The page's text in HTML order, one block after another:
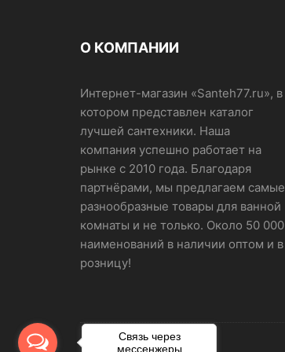
О КОМПАНИИ
Интернет-магазин «Santeh77.ru», в
котором представлен каталог
лучшей сантехники. Наша
компания успешно работает на
рынке с 2010 года. Благодаря
партнёрами, мы предлагаем самые
разнообразные товары для ванной
комнаты и не только. Около 50 000
наименований в наличии оптом и в
розницу!
Связь через
мессенжеры